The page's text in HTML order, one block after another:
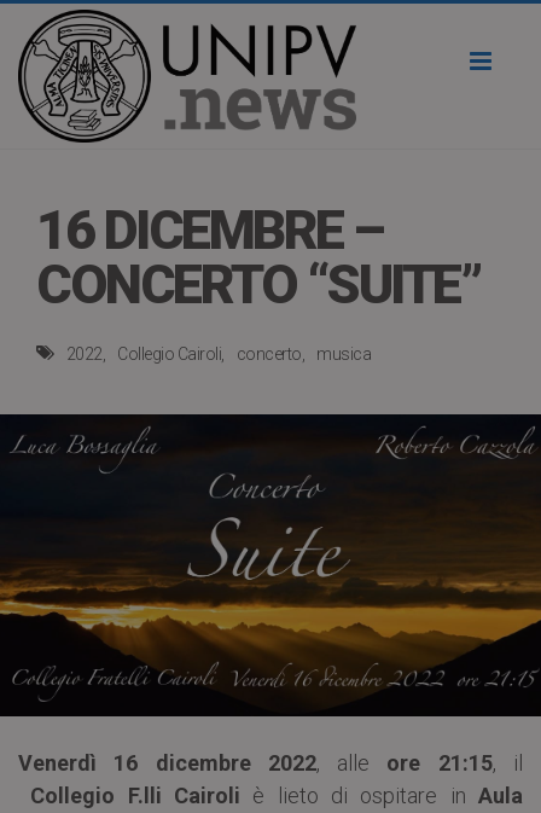
16 DICEMBRE –
CONCERTO “SUITE”
2022 Collegio Cairoli concerto musica
Venerdì 16 dicembre 2022, alle ore 21:15, il
Collegio F.lli Cairoli è lieto di ospitare inAula